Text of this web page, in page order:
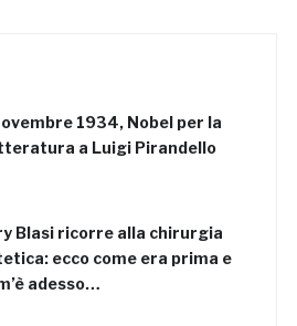
1934, Nobel per la
a Luigi Pirandello
Blasi ricorre alla chirurgia
ecco come era prima e
adesso…